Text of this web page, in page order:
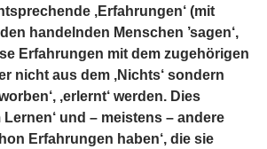
‚Erfahrungen‘ (mit
handelnden Menschen ’sagen‘,
Erfahrungen mit dem zugehörigen
nicht aus dem ‚Nichts‘ sondern
‚erlernt‘ werden. Dies
Lernen‘ und – meistens – andere
Erfahrungen haben‘, die sie